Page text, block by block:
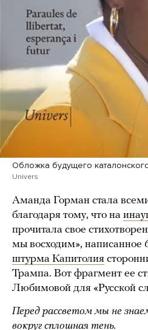
Обложка будущего
Univers
Аманда Горман стала
благодаря тому, что на
прочитала свое
мы восходим», написанное
штурма Капитолия
Трампа. Вот фрагмент ее
Любимовой для «Русской
Перед рассветом мы не
вокруг сплошная тень.